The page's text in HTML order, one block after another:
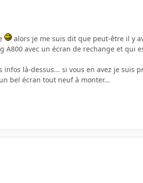
alors je me suis dit que peut-être il y
A800 avec un écran de rechange et qui
là-dessus... si vous en avez je suis
bel écran tout neuf à monter...